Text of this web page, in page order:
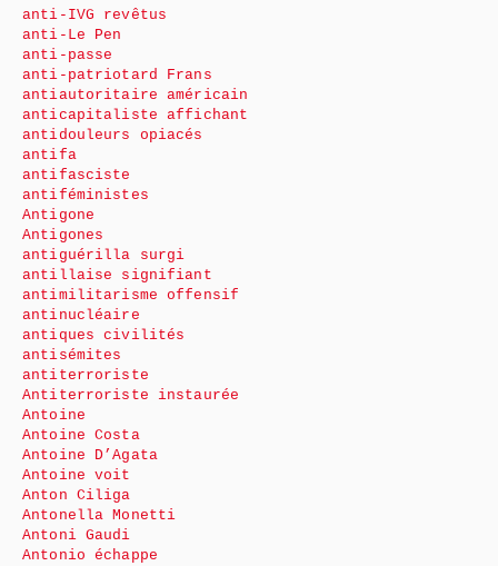
anti-IVG revêtus
anti-Le Pen
anti-passe
anti-patriotard Frans
antiautoritaire américain
anticapitaliste affichant
antidouleurs opiacés
antifa
antifasciste
antiféministes
Antigone
Antigones
antiguérilla surgi
antillaise signifiant
antimilitarisme offensif
antinucléaire
antiques civilités
antisémites
antiterroriste
Antiterroriste instaurée
Antoine
Antoine Costa
Antoine D’Agata
Antoine voit
Anton Ciliga
Antonella Monetti
Antoni Gaudi
Antonio échappe